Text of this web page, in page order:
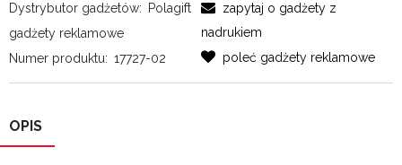
Dystrybutor gadżetów:
Polagift
gadżety reklamowe
Numer produktu: 17727-02
zapytaj o gadżety z
nadrukiem
poleć gadżety reklamowe
OPIS